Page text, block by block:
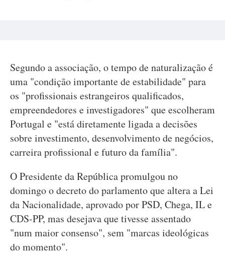
Segundo a associação, o tempo de naturalização é
uma "condição importante de estabilidade" para
os "profissionais estrangeiros qualificados,
empreendedores e investigadores" que escolheram
Portugal e "está diretamente ligada a decisões
sobre investimento, desenvolvimento de negócios,
carreira profissional e futuro da família".
O Presidente da República promulgou no
domingo o decreto do parlamento que altera a Lei
da Nacionalidade, aprovado por PSD, Chega, IL e
CDS-PP, mas desejava que tivesse assentado
"num maior consenso", sem "marcas ideológicas
do momento".